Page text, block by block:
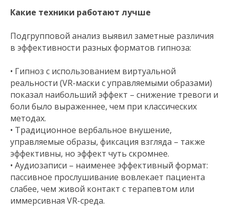
Какие техники работают лучше
Подгрупповой анализ выявил заметные различия
в эффективности разных форматов гипноза:
• Гипноз с использованием виртуальной
реальности (VR-маски с управляемыми образами)
показал наибольший эффект – снижение тревоги и
боли было выраженнее, чем при классических
методах.
• Традиционное вербальное внушение,
управляемые образы, фиксация взгляда – также
эффективны, но эффект чуть скромнее.
• Аудиозаписи – наименее эффективный формат:
пассивное прослушивание вовлекает пациента
слабее, чем живой контакт с терапевтом или
иммерсивная VR-среда.